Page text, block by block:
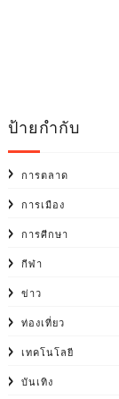
ป้ายกำกับ
การตลาด
การเมือง
การศีกษา
กีฬา
ข่าว
ท่องเที่ยว
เทคโนโลยี
บันเทิง